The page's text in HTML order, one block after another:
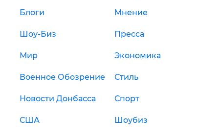
Блоги Мнение
Шоу-Биз Пресса
Мир Экономика
Военное Обозрение Стиль
Новости Донбасса Спорт
США Шоубиз